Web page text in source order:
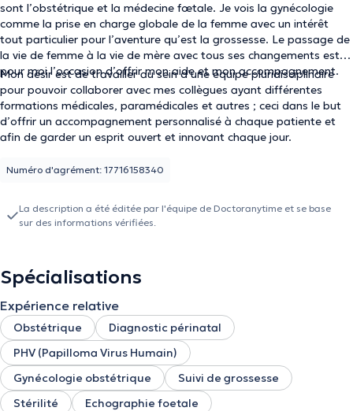
sont l’obstétrique et la médecine fœtale. Je vois la gynécologie
comme la prise en charge globale de la femme avec un intérêt
tout particulier pour l’aventure qu’est la grossesse. Le passage de
la vie de femme à la vie de mère avec tous ses changements est
pour moi l’occasion d’offrir mon aide et mon accompagnement.
Mon désir est de travailler au sein d’une équipe pluridisciplinaire
pour pouvoir collaborer avec mes collègues ayant différentes
formations médicales, paramédicales et autres ; ceci dans le but
d’offrir un accompagnement personnalisé à chaque patiente et
afin de garder un esprit ouvert et innovant chaque jour.
Numéro d'agrément: 17716158340
La description a été éditée par l'équipe de Doctoranytime et se base
sur des informations vérifiées.
Spécialisations
Expérience relative
Obstétrique
Diagnostic périnatal
PHV (Papilloma Virus Humain)
Gynécologie obstétrique
Suivi de grossesse
Stérilité
Echographie foetale